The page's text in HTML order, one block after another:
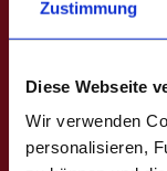
Zustimmung
Diese Webseite
Wir verwenden
personalisieren,
vielen als
wir uns
Holger Abel